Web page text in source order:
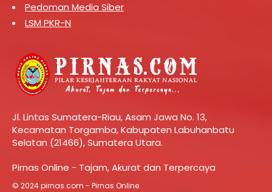
Pedoman Media Siber
LSM PKR-N
Jl. Lintas Sumatera-Riau, Asam Jawa No. 13,
Kecamatan Torgamba, Kabupaten Labuhanbatu
Selatan (21466), Sumatera Utara.
Pirnas Online - Tajam, Akurat dan Terpercaya
© 2024 pirnas.com - Pirnas Online.